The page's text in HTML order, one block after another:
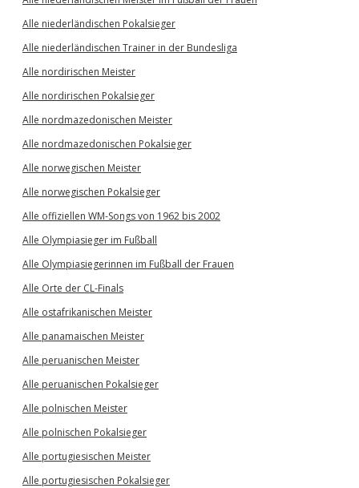
Alle niederländischen Pokalsieger
Alle niederländischen Trainer in der Bundesliga
Alle nordirischen Meister
Alle nordirischen Pokalsieger
Alle nordmazedonischen Meister
Alle nordmazedonischen Pokalsieger
Alle norwegischen Meister
Alle norwegischen Pokalsieger
Alle offiziellen WM-Songs von 1962 bis 2002
Alle Olympiasieger im Fußball
Alle Olympiasiegerinnen im Fußball der Frauen
Alle Orte der CL-Finals
Alle ostafrikanischen Meister
Alle panamaischen Meister
Alle peruanischen Meister
Alle peruanischen Pokalsieger
Alle polnischen Meister
Alle polnischen Pokalsieger
Alle portugiesischen Meister
Alle portugiesischen Pokalsieger